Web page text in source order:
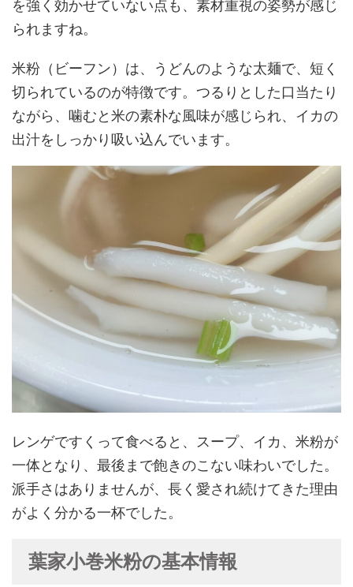
られますね。
米粉（ビーフン）は、うどんのような太麺で、短く
切られているのが特徴です。つるりとした口当たり
ながら、噛むと米の素朴な風味が感じられ、イカの
出汁をしっかり吸い込んでいます。
レンゲですくって食べると、スープ、イカ、米粉が
一体となり、最後まで飽きのこない味わいでした。
派手さはありませんが、長く愛され続けてきた理由
がよく分かる一杯でした。
葉家小巻米粉の基本情報